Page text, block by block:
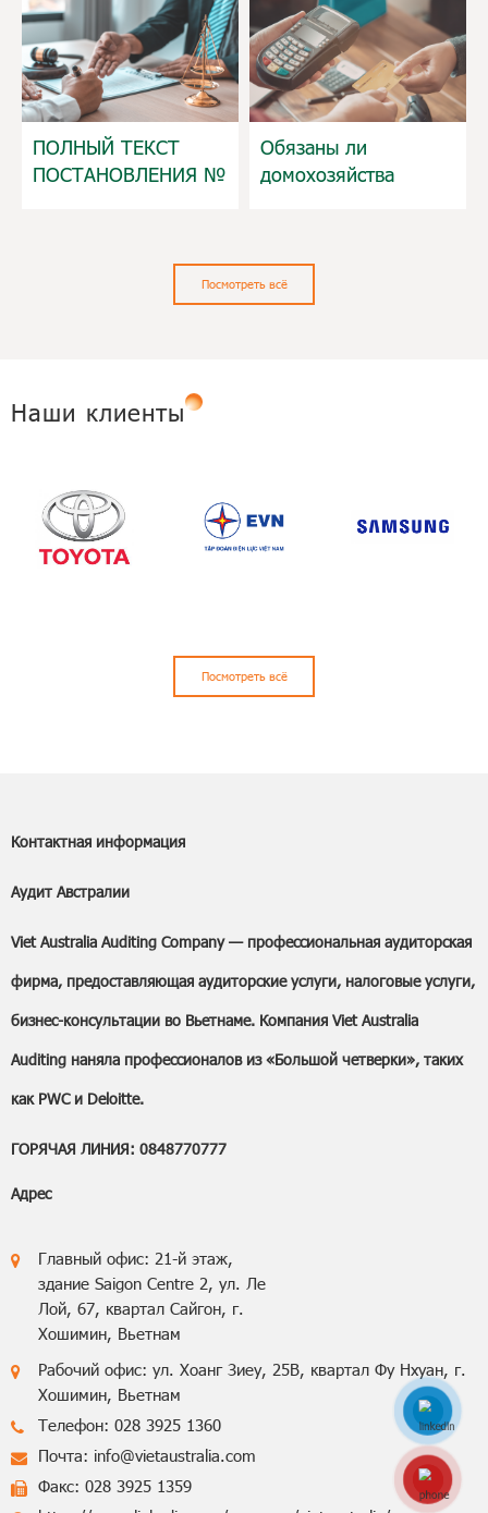
ПОЛНЫЙ ТЕКСТ
ПОСТАНОВЛЕНИЯ №
АДМИНИСТРИРОВАНИИ
Обязаны ли
домохозяйства
кошельки с 5 марта
2026 года?
Посмотреть всё
Наши клиенты
Посмотреть всё
Контактная информация
Аудит Австралии
Viet Australia Auditing Company — профессиональная аудиторская
фирма, предоставляющая аудиторские услуги, налоговые услуги,
бизнес-консультации во Вьетнаме. Компания Viet Australia
Auditing наняла профессионалов из «Большой четверки», таких
как PWC и Deloitte.
ГОРЯЧАЯ ЛИНИЯ: 0848770777
Адрес
Главный офис: 21-й этаж,
здание Saigon Centre 2, ул. Ле
Лой, 67, квартал Сайгон, г.
Хошимин, Вьетнам
Рабочий офис: ул. Хоанг Зиеу, 25B, квартал Фу Нхуан, г.
Хошимин, Вьетнам
Телефон: 028 3925 1360
Почта: info@vietaustralia.com
Факс: 028 3925 1359
Hotline: